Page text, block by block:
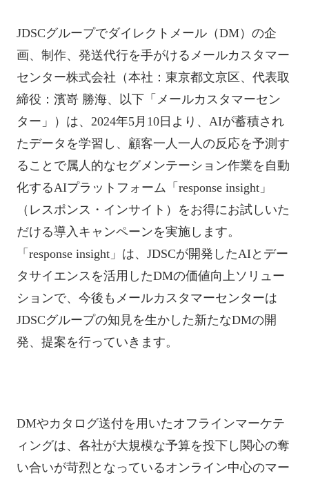
JDSCグループでダイレクトメール（DM）の企
画、制作、発送代行を手がけるメールカスタマー
センター株式会社（本社：東京都文京区、代表取
締役：濱嵜 勝海、以下「メールカスタマーセン
ター」）は、2024年5月10日より、AIが蓄積され
たデータを学習し、顧客一人一人の反応を予測す
ることで属人的なセグメンテーション作業を自動
化するAIプラットフォーム「response insight」
（レスポンス・インサイト）をお得にお試しいた
だける導入キャンペーンを実施します。
「response insight」は、JDSCが開発したAIとデー
タサイエンスを活用したDMの価値向上ソリュー
ションで、今後もメールカスタマーセンターは
JDSCグループの知見を生かした新たなDMの開
発、提案を行っていきます。
DMやカタログ送付を用いたオフラインマーケテ
ィングは、各社が大規模な予算を投下し関心の奪
い合いが苛烈となっているオンライン中心のマー